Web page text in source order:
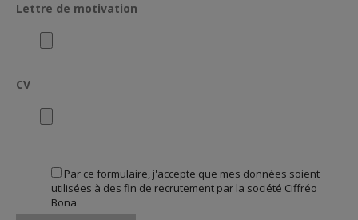
Lettre de motivation
CV
Par ce formulaire, j'accepte que mes données soient
utilisées à des fin de recrutement par la société Ciffréo
Bona